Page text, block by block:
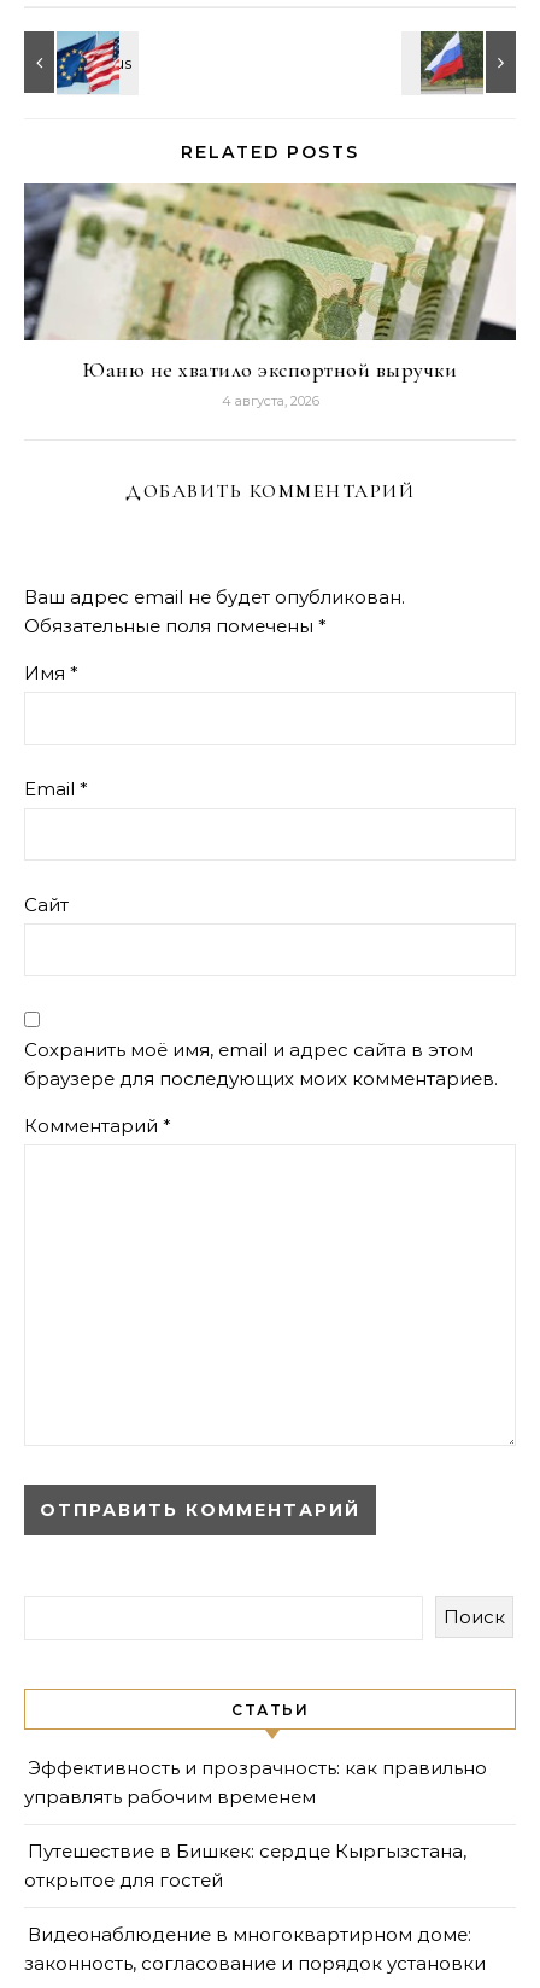
RELATED POSTS
Юаню не хватило экспортной выручки
4 августа, 2026
ДОБАВИТЬ КОММЕНТАРИЙ
Ваш адрес email не будет опубликован.
Обязательные поля помечены *
Имя *
Email *
Сайт
Сохранить моё имя, email и адрес сайта в этом
браузере для последующих моих комментариев.
Комментарий *
Поиск
СТАТЬИ
Эффективность и прозрачность: как правильно
управлять рабочим временем
Путешествие в Бишкек: сердце Кыргызстана,
открытое для гостей
Видеонаблюдение в многоквартирном доме:
законность, согласование и порядок установки